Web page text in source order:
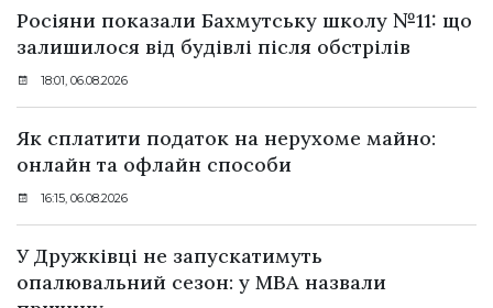
Росіяни показали Бахмутську школу №11: що
залишилося від будівлі після обстрілів
18:01, 06.08.2026
Як сплатити податок на нерухоме майно:
онлайн та офлайн способи
16:15, 06.08.2026
У Дружківці не запускатимуть
опалювальний сезон: у МВА назвали